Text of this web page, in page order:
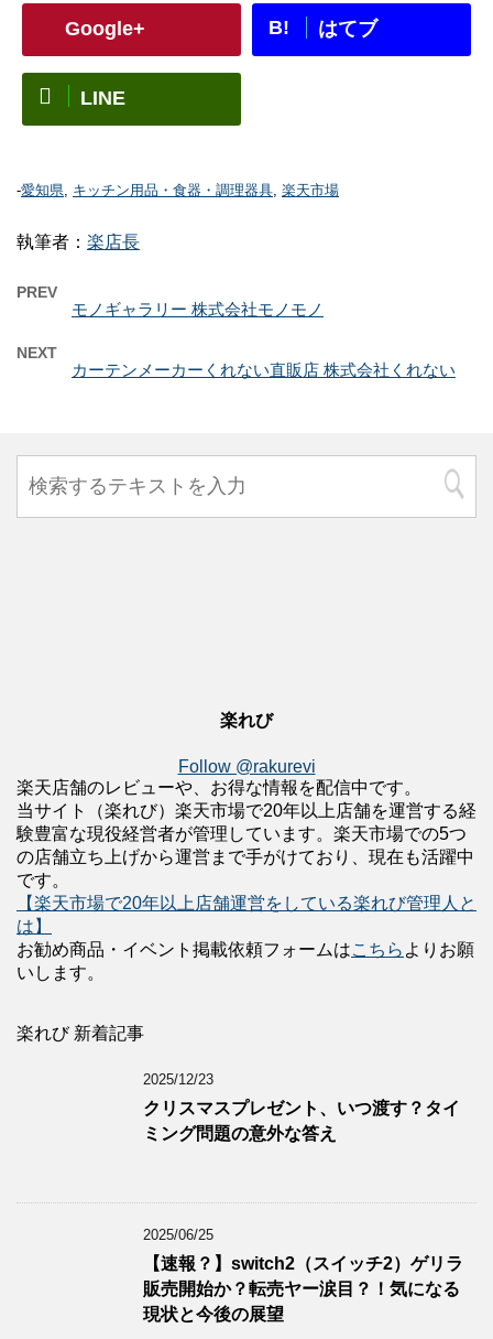
Google+ B! はてブ
LINE
-愛知県, キッチン用品・食器・調理器具, 楽天市場
執筆者： 楽店長
PREV
モノギャラリー 株式会社モノモノ
NEXT
カーテンメーカーくれない直販店 株式会社くれない
楽れび
Follow @rakurevi
楽天店舗のレビューや、お得な情報を配信中です。
当サイト（楽れび）楽天市場で20年以上店舗を運営する経
験豊富な現役経営者が管理しています。楽天市場での5つ
の店舗立ち上げから運営まで手がけており、現在も活躍中
です。
【楽天市場で20年以上店舗運営をしている楽れび管理人と
は】
お勧め商品・イベント掲載依頼フォームはこちら よりお願
いします。
楽れび 新着記事
2025/12/23
クリスマスプレゼント、いつ渡す？タイ
ミング問題の意外な答え
2025/06/25
【速報？】switch2（スイッチ2）ゲリラ
販売開始か？転売ヤー涙目？！気になる
現状と今後の展望